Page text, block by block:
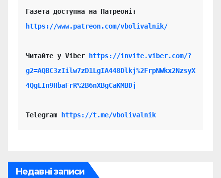
https://www.patreon.com/vbolivalnik/
Читайте у Viber
https://invite.viber.com/?
g2=AQBC3zIilw7zD1LgIA448Dlkj%2FrpNWkx2NzsyX
4QgLIn9HbaFrR%2B6nXBgCaKMBDj
Telegram https://t.me/vbolivalnik
Недавні записи